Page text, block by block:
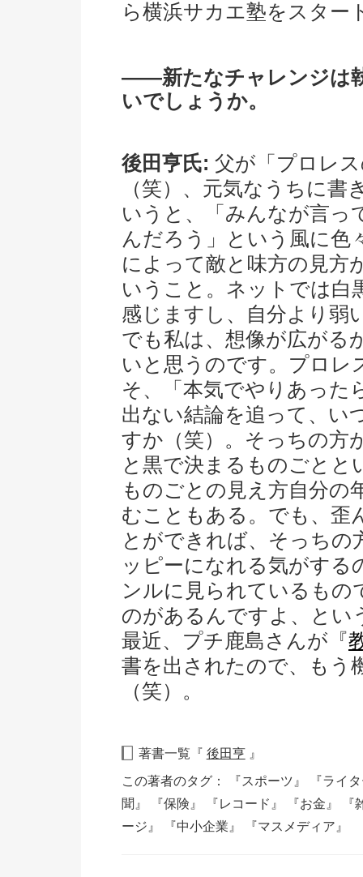
ら横浜サカエ塾をスター
――新たなチャレンジは
いでしょうか。
後田亨氏: 父が「プロレ
（笑）、元気なうちに
いうと、「みんなが言っ
んだろう」という風に色
によって敵と味方の見方
いうこと。ネットでは白
感じますし、自分より弱
でも私は、想像が広がる
いと思うのです。プロレ
そ、「本気でやりあった
出ない結論を追って、い
すか（笑）。そっちの方
と黒で決まるものごとと
ものごとの見え方自分の
むこともある。でも、歪
とができれば、そっち
ッピーになれる気がする
ンルに見られているもの
のがあるんですよ、とい
最近、プチ鹿島さんが『
書を出されたので、もう
（笑）。
著書一覧『 後田亨』
この著者のタグ：
『スポーツ』
『ライ
聞』
『保険』 『レコード』 『お金』
ージ』
『中小企業』 『マスメディア』